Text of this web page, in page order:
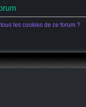
les cookies de ce forum ?